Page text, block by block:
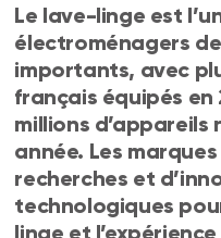
Le lave-linge est
électroménagers
importants, avec
français équipés en
millions d’appareils
année. Les
recherches et
technologiques
linge et